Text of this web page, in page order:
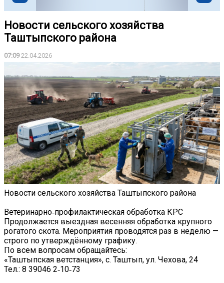
Новости сельского хозяйства
Таштыпского района
07:0922.04.2026
Новости сельского хозяйства Таштыпского района
Ветеринарно‑профилактическая обработка КРС
Продолжается выездная весенняя обработка крупного
рогатого скота. Мероприятия проводятся раз в неделю —
строго по утверждённому графику.
По всем вопросам обращайтесь:
«Таштыпская ветстанция», с. Таштып, ул. Чехова, 24
Тел.: 8 39046 2‑10‑73